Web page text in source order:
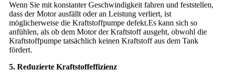
Wenn Sie mit konstanter Geschwindigkeit fahren und feststellen,
dass der Motor ausfällt oder an Leistung verliert, ist
möglicherweise die Kraftstoffpumpe defekt.Es kann sich so
anfühlen, als ob dem Motor der Kraftstoff ausgeht, obwohl die
Kraftstoffpumpe tatsächlich keinen Kraftstoff aus dem Tank
fördert.
5. Reduzierte Kraftstoffeffizienz